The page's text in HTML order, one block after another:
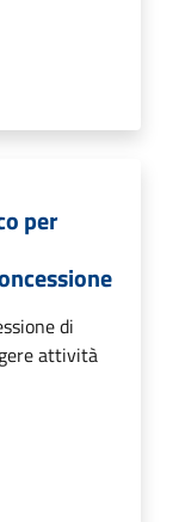
per
di
attività